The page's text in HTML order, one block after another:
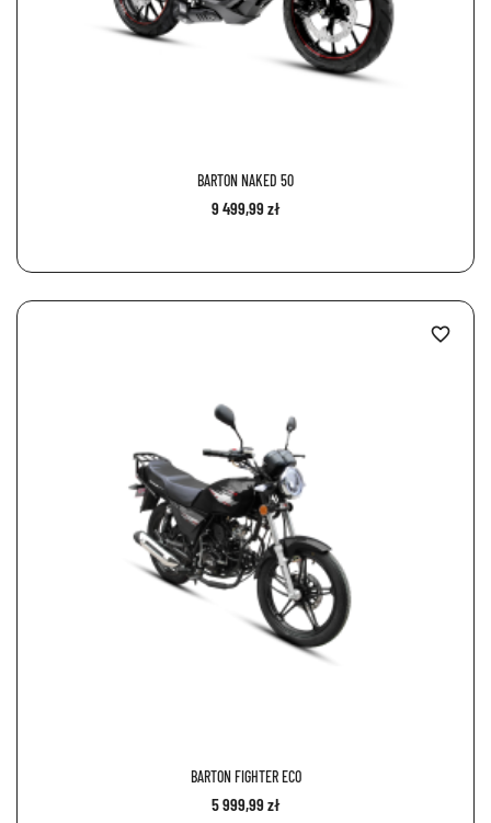
BARTON NAKED 50
9 499,99 zł
BARTON FIGHTER ECO
5 999,99 zł
favorite_border